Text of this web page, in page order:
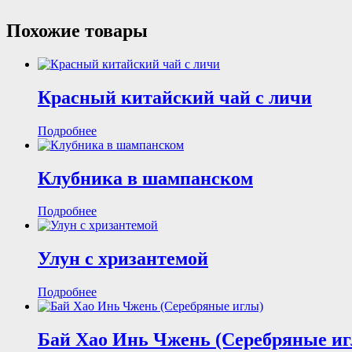
Похожие товары
Красный китайский чай с личи
Подробнее
Клубника в шампанском
Подробнее
Улун с хризантемой
Подробнее
Бай Хао Инь Чжень (Серебряные